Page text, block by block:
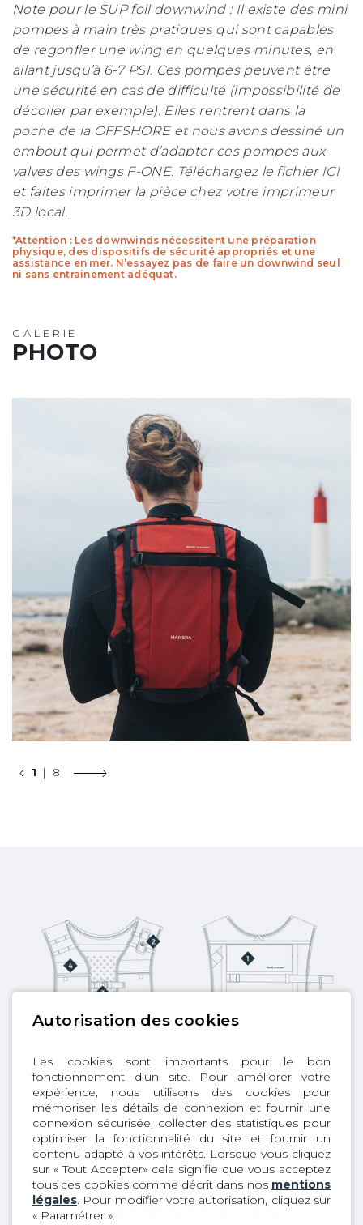
Note pour le SUP foil downwind : Il existe des mini
pompes à main très pratiques qui sont capables
de regonfler une wing en quelques minutes, en
allant jusqu’à 6-7 PSI. Ces pompes peuvent être
une sécurité en cas de difficulté (impossibilité de
décoller par exemple). Elles rentrent dans la
poche de la OFFSHORE et nous avons dessiné un
embout qui permet d’adapter ces pompes aux
valves des wings F-ONE. Téléchargez le fichier ICI
et faites imprimer la pièce chez votre imprimeur
3D local.
*Attention : Les downwinds nécessitent une préparation
physique, des dispositifs de sécurité appropriés et une
assistance en mer. N’essayez pas de faire un downwind seul
ni sans entrainement adéquat.
GALERIE
PHOTO
1 | 8
ÉLÉMENTS CLÉS
Autorisation des cookies
Les cookies sont importants pour le bon
fonctionnement d'un site. Pour améliorer votre
expérience, nous utilisons des cookies pour
mémoriser les détails de connexion et fournir une
connexion sécurisée, collecter des statistiques pour
optimiser la fonctionnalité du site et fournir un
contenu adapté à vos intérêts. Lorsque vous cliquez
sur « Tout Accepter» cela signifie que vous acceptez
tous ces cookies comme décrit dans nos mentions
légales. Pour modifier votre autorisation, cliquez sur
« Paramétrer ».